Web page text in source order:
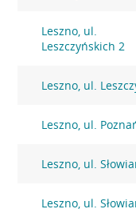
Leszno, ul.
Leszczyńskich 2
Leszno, ul.
Leszno, ul.
Leszno, ul.
Leszno, ul.